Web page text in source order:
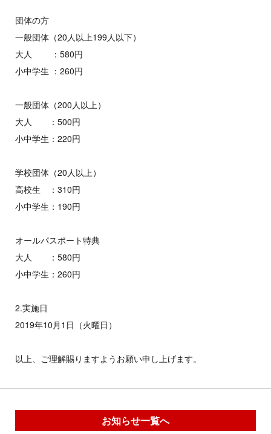
団体の方
一般団体（20人以上199人以下）
大人 ：580円
小中学生 ：260円
一般団体（200人以上）
大人 ：500円
小中学生：220円
学校団体（20人以上）
高校生 ：310円
小中学生：190円
オールパスポート特典
大人 ：580円
小中学生：260円
2.実施日
2019年10月1日（火曜日）
以上、ご理解賜りますようお願い申し上げます。
お知らせ一覧へ